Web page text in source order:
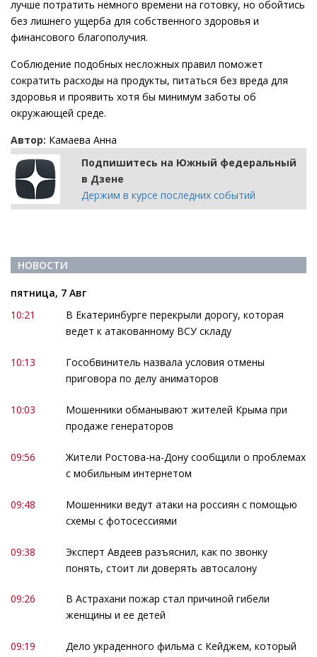
лучше потратить немного времени на готовку, но обойтись
без лишнего ущерба для собственного здоровья и
финансового благополучия.
Соблюдение подобных несложных правил поможет
сократить расходы на продукты, питаться без вреда для
здоровья и проявить хотя бы минимум заботы об
окружающей среде.
Автор: Камаева Анна
Подпишитесь на Южный федеральный
в Дзене
Держим в курсе последних событий
НОВОСТИ
пятница, 7 Авг
10:21
В Екатеринбурге перекрыли дорогу, которая
ведет к атакованному ВСУ складу
10:13
Гособвинитель назвала условия отмены
приговора по делу аниматоров
10:03
Мошенники обманывают жителей Крыма при
продаже генераторов
09:56
Жители Ростова-на-Дону сообщили о проблемах
с мобильным интернетом
09:48
Мошенники ведут атаки на россиян с помощью
схемы с фотосессиями
09:38
Эксперт Авдеев разъяснил, как по звонку
понять, стоит ли доверять автосалону
09:26
В Астрахани пожар стал причиной гибели
женщины и ее детей
09:19
Дело украденного фильма с Кейджем, который